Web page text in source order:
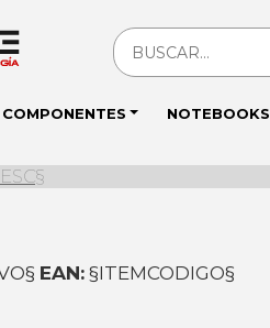
COMPONENTES NOTEBOOKS
EAN: §ITEMCODIGO§